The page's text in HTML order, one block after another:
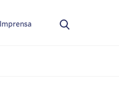
Imprensa